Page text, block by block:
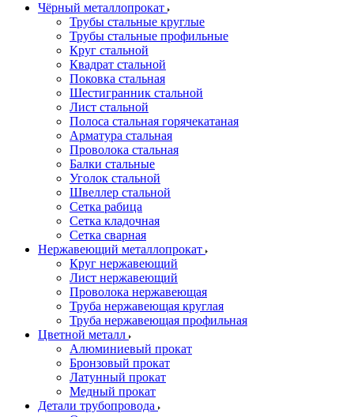
Чёрный металлопрокат
Трубы стальные круглые
Трубы стальные профильные
Круг стальной
Квадрат стальной
Поковка стальная
Шестигранник стальной
Лист стальной
Полоса стальная горячекатаная
Арматура стальная
Проволока стальная
Балки стальные
Уголок стальной
Швеллер стальной
Сетка рабица
Сетка кладочная
Сетка сварная
Нержавеющий металлопрокат
Круг нержавеющий
Лист нержавеющий
Проволока нержавеющая
Труба нержавеющая круглая
Труба нержавеющая профильная
Цветной металл
Алюминиевый прокат
Бронзовый прокат
Латунный прокат
Медный прокат
Детали трубопровода